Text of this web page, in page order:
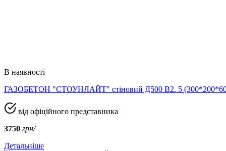
В наявності
ГАЗОБЕТОН "СТОУНЛАЙТ" стіновий Д500 В2. 5
від офіційного представника
3750 грн/
Детальніше